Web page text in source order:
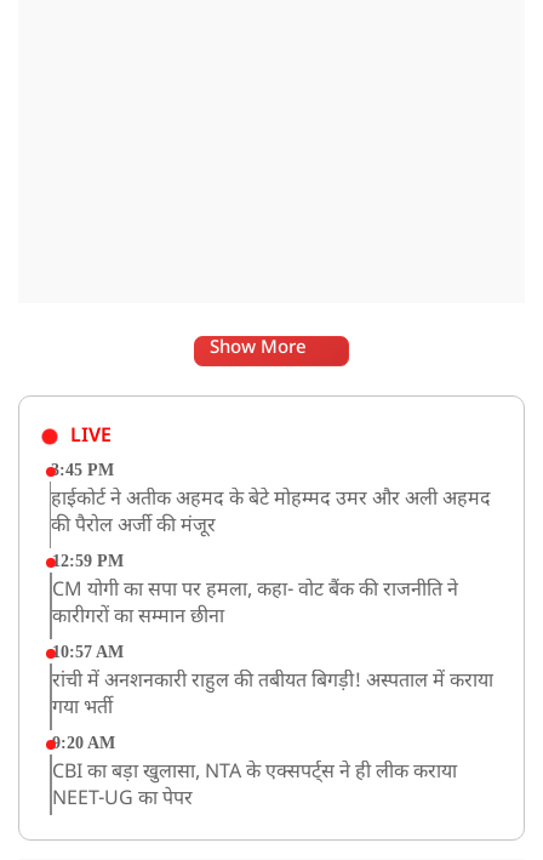
Show More
LIVE
3:45 PM
हाईकोर्ट ने अतीक अहमद के बेटे मोहम्मद उमर और अली अहमद
की पैरोल अर्जी की मंजूर
12:59 PM
CM योगी का सपा पर हमला, कहा- वोट बैंक की राजनीति ने
कारीगरों का सम्मान छीना
10:57 AM
रांची में अनशनकारी राहुल की तबीयत बिगड़ी! अस्पताल में कराया
गया भर्ती
9:20 AM
CBI का बड़ा खुलासा, NTA के एक्सपर्ट्स ने ही लीक कराया
NEET-UG का पेपर